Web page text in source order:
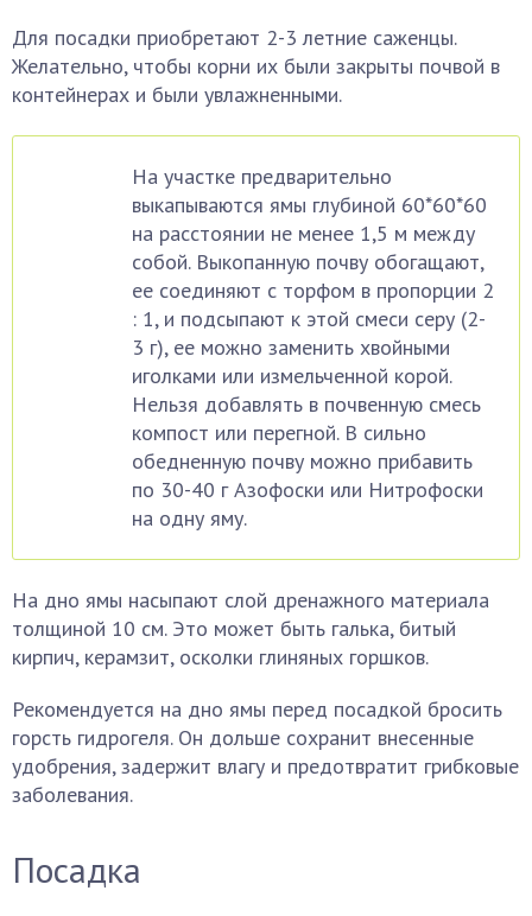
Для посадки приобретают 2-3 летние саженцы.
Желательно, чтобы корни их были закрыты почвой в
контейнерах и были увлажненными.
На участке предварительно
выкапываются ямы глубиной 60*60*60
на расстоянии не менее 1,5 м между
собой. Выкопанную почву обогащают,
ее соединяют с торфом в пропорции 2
: 1, и подсыпают к этой смеси серу (2-
3 г), ее можно заменить хвойными
иголками или измельченной корой.
Нельзя добавлять в почвенную смесь
компост или перегной. В сильно
обедненную почву можно прибавить
по 30-40 г Азофоски или Нитрофоски
на одну яму.
На дно ямы насыпают слой дренажного материала
толщиной 10 см. Это может быть галька, битый
кирпич, керамзит, осколки глиняных горшков.
Рекомендуется на дно ямы перед посадкой бросить
горсть гидрогеля. Он дольше сохранит внесенные
удобрения, задержит влагу и предотвратит грибковые
заболевания.
Посадка